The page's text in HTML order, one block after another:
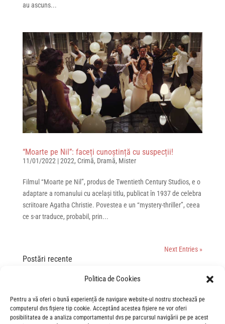
Politica de Cookies
Pentru a vă oferi o bună experiență de navigare website-ul nostru stochează pe
computerul dvs fișiere tip cookie. Acceptând acestea fișiere ne vor oferi
posibilitatea de a analiza comportamentul dvs pe parcursul navigării pe pe acest
au ascuns...
“Moarte pe Nil”: faceți cunoștință cu suspecții!
11/01/2022|2022, Crimă, Dramă, Mister
Filmul “Moarte pe Nil”, produs de Twentieth Century Studios, e o
adaptare a romanului cu același titlu, publicat în 1937 de celebra
scriitoare Agatha Christie. Povestea e un “mystery-thriller”, ceea
ce s-ar traduce, probabil, prin...
Next Entries »
Postări recente
„Spre infinit și dincolo de el!” – gala de lansare Povestea
„This is the way”: gala de lansare în România a filmului „The
Mandalorian and Grogu”